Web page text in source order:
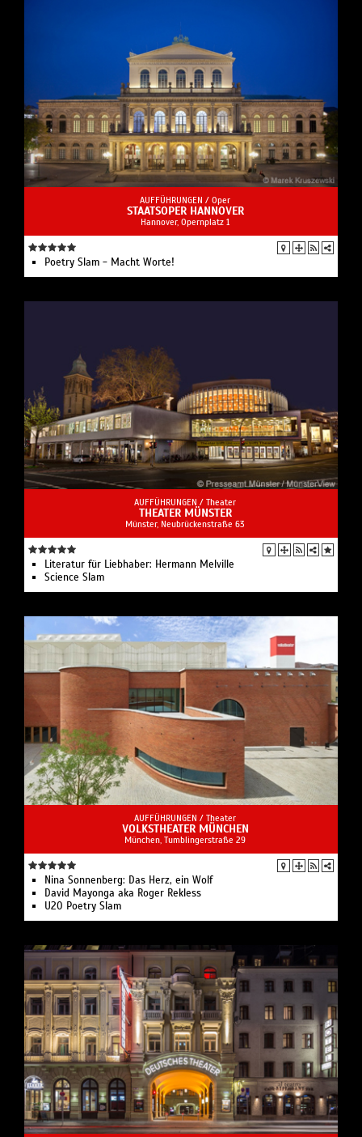
AUFFÜHRUNGEN / Oper
STAATSOPER HANNOVER
Hannover, Opernplatz 1
Poetry Slam - Macht Worte!
AUFFÜHRUNGEN / Theater
THEATER MÜNSTER
Münster, Neubrückenstraße 63
Literatur für Liebhaber: Hermann Melville
Science Slam
AUFFÜHRUNGEN / Theater
VOLKSTHEATER MÜNCHEN
München, Tumblingerstraße 29
Nina Sonnenberg: Das Herz, ein Wolf
David Mayonga aka Roger Rekless
U20 Poetry Slam